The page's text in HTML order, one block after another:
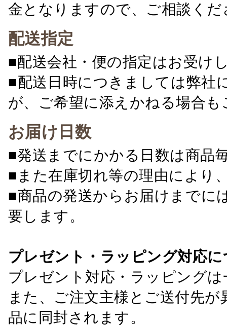
金となりますので、ご相談くだ
配送指定
■配送会社・便の指定はお受け
■配送日時につきましては弊社
が、ご希望に添えかねる場合
お届け日数
■発送までにかかる日数は商品
■また在庫切れ等の理由により
■商品の発送からお届けまでに
要します。
プレゼント・ラッピング対応
プレゼント対応・ラッピング
また、ご注文主様とご送付先
品に同封されます。